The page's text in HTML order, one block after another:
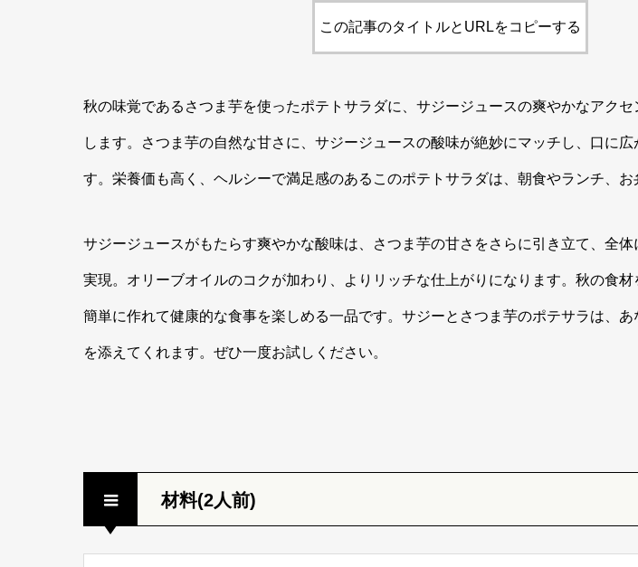
この記事のタイトルとURLをコピーする
秋の味覚であるさつま芋を使ったポテトサラダに、サジージュースの爽やかなアク
します。さつま芋の自然な甘さに、サジージュースの酸味が絶妙にマッチし、口に広
す。栄養価も高く、ヘルシーで満足感のあるこのポテトサラダは、朝食やランチ、お
サジージュースがもたらす爽やかな酸味は、さつま芋の甘さをさらに引き立て、全
実現。オリーブオイルのコクが加わり、よりリッチな仕上がりになります。秋の食材
簡単に作れて健康的な食事を楽しめる一品です。サジーとさつま芋のポテサラは、あ
を添えてくれます。ぜひ一度お試しください。
材料(2人前)